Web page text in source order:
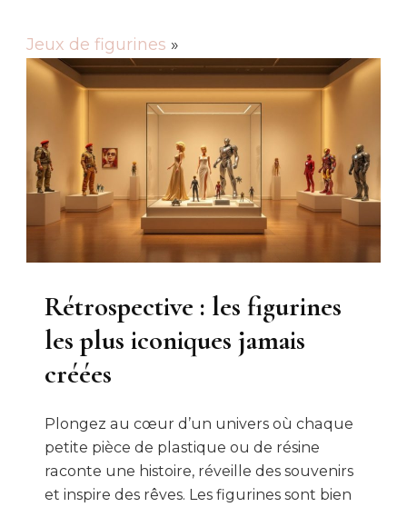
Jeux de figurines »
Rétrospective : les figurines
les plus iconiques jamais
créées
Plongez au cœur d’un univers où chaque
petite pièce de plastique ou de résine
raconte une histoire, réveille des souvenirs
et inspire des rêves. Les figurines sont bien